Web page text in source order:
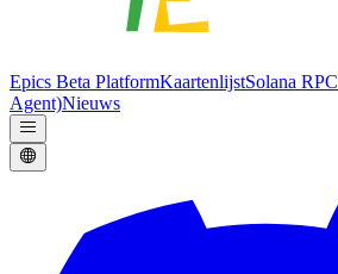
Epics Beta PlatformKaartenlijstSolana RPC
Agent)Nieuws